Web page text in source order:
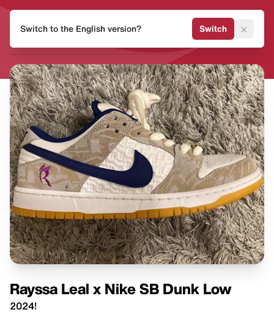
MVMNT
Rayssa Leal x Nike SB Dunk Low
2024!
Switch to the English version? Switch ×